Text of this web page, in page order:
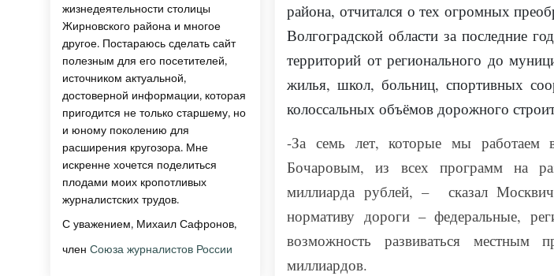
района, отчитался о тех огромных
Волгоградской области за последние
территорий от регионального до
жилья, школ, больниц, спортивных
колоссальных объёмов дорожного
-За семь лет, которые мы работаем
Бочаровым, из всех программ на
миллиарда рублей, – сказал
нормативу дороги – федеральные,
возможность развиваться
миллиардов.
жизнедеятельности столицы
Жирновского района и многое
другое. Постараюсь сделать сайт
полезным для его посетителей,
источником актуальной,
достоверной информации, которая
пригодится не только старшему, но
и юному поколению для
расширения кругозора. Мне
искренне хочется поделиться
плодами моих кропотливых
журналистских трудов.
С уважением, Михаил Сафронов,
членСоюза журналистов России